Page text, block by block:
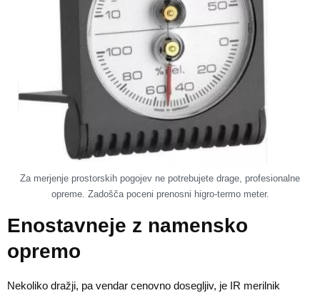
Za merjenje prostorskih pogojev ne potrebujete drage, profesionalne
opreme. Zadošča poceni prenosni higro-termo meter.
Enostavneje z namensko
opremo
Nekoliko dražji, pa vendar cenovno dosegljiv, je IR merilnik